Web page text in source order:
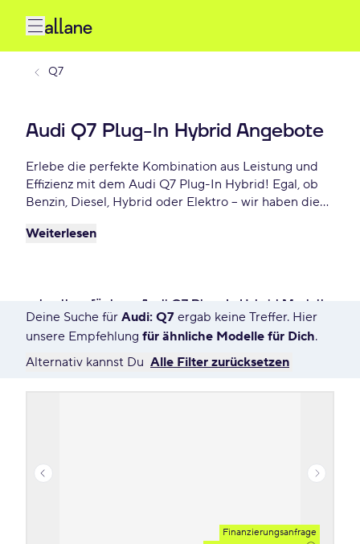
Q7
Audi Q7 Plug-In Hybrid Angebote
Erlebe die perfekte Kombination aus Leistung und
Effizienz mit dem Audi Q7 Plug-In Hybrid! Egal, ob
Benzin, Diesel, Hybrid oder Elektro – wir haben die
neuen Audi Q7 und sichere Dir ein attraktives Plug-
Weiterlesen
schnell verfügbare Audi Q7 Plug-In Hybrid Modelle
5 Angebote für Deine Suche
Deine Suche für Audi: Q7 ergab keine Treffer. Hier
unsere Empfehlung für ähnliche Modelle für Dich.
Alternativ kannst Du Alle Filter zurücksetzen
Finanzierungsanfrage